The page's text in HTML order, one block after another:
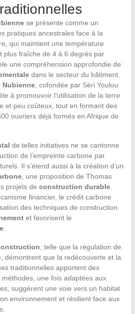
se présente comme un
pratiques ancestrales face à la
qui maintient une température
plus fraîche de 4 à 6 degrés par
une compréhension approfondie de
dans le secteur du bâtiment.
Nubienne, cofondée par Séri Youlou
à promouvoir l’utilisation de la terre
et peu coûteux, tout en formant des
ouvriers déjà formés en Afrique de
de telles initiatives ne se cantonne
de l’empreinte carbone par
Il s’étend aussi à la création d’un
, une proposition de Thomas
projets de construction durable.
financier, le crédit carbone
des techniques de construction
et favorisent le
.
, telle que la régulation de
démontrent que la redécouverte et la
traditionnelles apportent des
une fois adaptées aux
suggèrent une voie vers un habitat
environnement et résilient face aux